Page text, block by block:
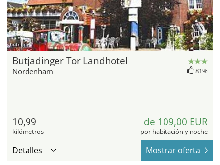
hotel.de
Butjadinger Tor Landhotel
Nordenham 81%
10,99
kilómetros
de 109,00 EUR
por habitación y noche
Detalles Mostrar oferta